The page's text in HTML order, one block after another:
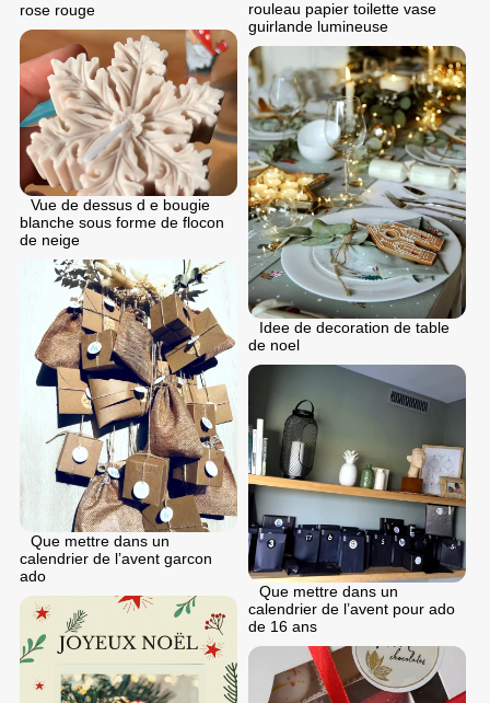
rouleau papier toilette vase
guirlande lumineuse
rose rouge
Vue de dessus d e bougie
blanche sous forme de flocon
de neige
Idee de decoration de table
de noel
Que mettre dans un
calendrier de l’avent garcon
ado
Que mettre dans un
calendrier de l’avent pour ado
de 16 ans